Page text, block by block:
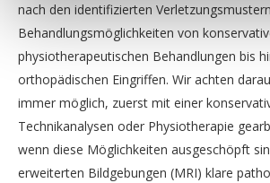
nach den identifizierten
Behandlungsmöglichkeiten von
physiotherapeutischen Behandlungen bis
orthopädischen Eingriffen. Wir achten
immer möglich, zuerst mit einer
Technikanalysen oder Physiotherapie
wenn diese Möglichkeiten ausgeschöpft
erweiterten Bildgebungen (MRI) klare